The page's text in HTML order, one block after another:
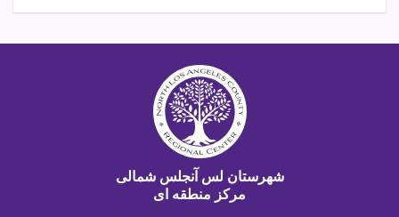
شهرستان لس آنجلس شمالی
مرکز منطقه ای